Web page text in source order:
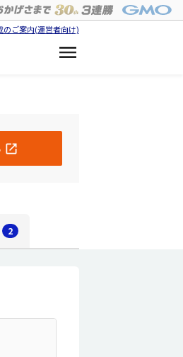
のご案内(運営者向け)
2